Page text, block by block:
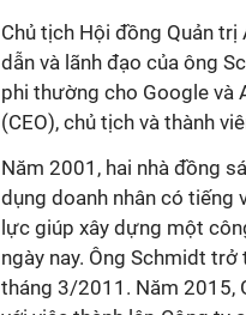
Chủ tịch Hội đồng Quản
dẫn và lãnh đạo của ông
phi thường cho Google và
(CEO), chủ tịch và thành
Năm 2001, hai nhà đồng
dụng doanh nhân có tiếng
lực giúp xây dựng một
ngày nay. Ông Schmidt
tháng 3/2011. Năm 2015,